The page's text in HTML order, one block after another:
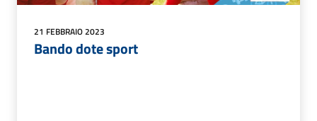
21 FEBBRAIO 2023
Bando dote sport